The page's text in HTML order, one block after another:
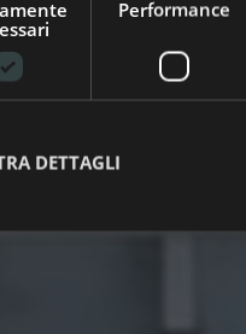
Performance
DETTAGLI